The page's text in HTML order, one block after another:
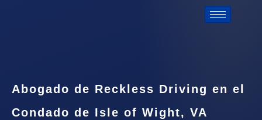
Abogado de Reckless Driving en el
Condado de Isle of Wight, VA